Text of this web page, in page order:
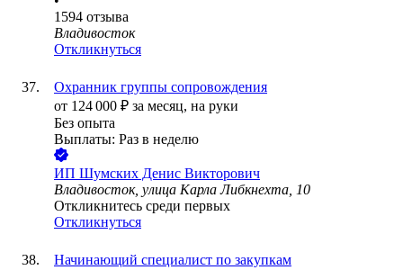
1594 отзыва
Владивосток
Откликнуться
Охранник группы сопровождения
от 124 000 ₽ за месяц, на руки
Без опыта
Выплаты: Раз в неделю
ИП Шумских Денис Викторович
Владивосток, улица Карла Либкнехта, 10
Откликнитесь среди первых
Откликнуться
Начинающий специалист по закупкам